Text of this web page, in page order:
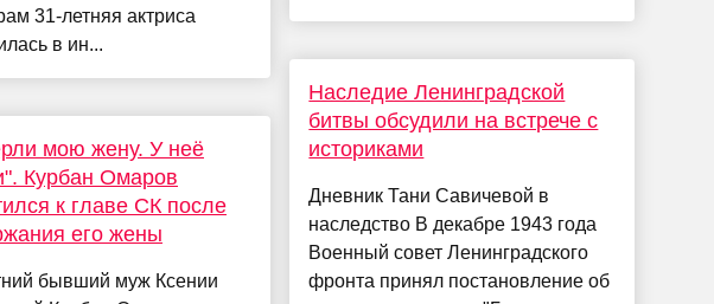
31-летняя актриса
в ин...
мою жену. У неё
Курбан Омаров
к главе СК после
его жены
бывший муж Ксении
Наследие Ленинградской
битвы обсудили на встрече с
историками
Дневник Тани Савичевой в
наследство В декабре 1943 года
Военный совет Ленинградского
фронта принял постановление об